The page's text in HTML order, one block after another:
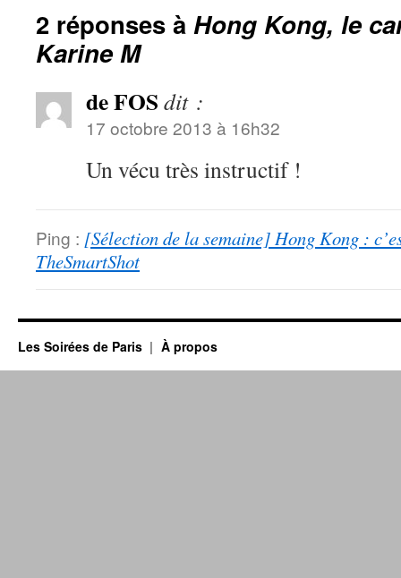
2 réponses à Hong Kong, le
Karine M
de FOS dit :
17 octobre 2013 à 16h32
Un vécu très instructif !
Ping : [Sélection de la semaine] Hong Kong :
TheSmartShot
Les Soirées de Paris À propos